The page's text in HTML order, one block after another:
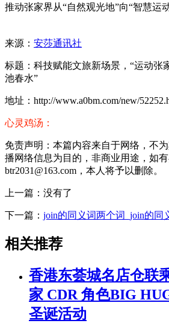
推动张家界从“自然观光地”向“智慧运
来源： 安莎通讯社
标题：科技赋能文旅新场景，“运动张
池春水”
地址：http://www.a0bm.com/new/
心灵鸡汤：
免责声明：本篇内容来自于网络，不
播网络信息为目的，非商业用途，如
btr2031@163.com，本人将予以删除。
上一篇：没有了
下一篇： join的同义词两个词_join的同
相关推荐
香港东荟城名店仓联
家 CDR 角色BIG
圣诞活动